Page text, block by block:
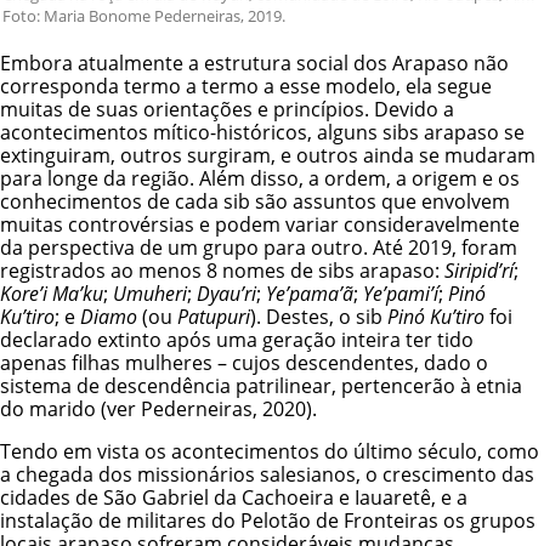
Foto: Maria Bonome Pederneiras, 2019.
Embora atualmente a estrutura social dos Arapaso não
corresponda termo a termo a esse modelo, ela segue
muitas de suas orientações e princípios. Devido a
acontecimentos mítico-históricos, alguns sibs arapaso se
extinguiram, outros surgiram, e outros ainda se mudaram
para longe da região. Além disso, a ordem, a origem e os
conhecimentos de cada sib são assuntos que envolvem
muitas controvérsias e podem variar consideravelmente
da perspectiva de um grupo para outro. Até 2019, foram
registrados ao menos 8 nomes de sibs arapaso: Siripid’rí;
Kore’i Ma’ku; Umuheri; Dyau’ri; Ye’pama’ã; Ye’pami’í; Pinó
Ku’tiro; eDiamo(ou Patupuri). Destes, o sib Pinó Ku’tirofoi
declarado extinto após uma geração inteira ter tido
apenas filhas mulheres – cujos descendentes, dado o
sistema de descendência patrilinear, pertencerão à etnia
do marido (ver Pederneiras, 2020).
Tendo em vista os acontecimentos do último século, como
a chegada dos missionários salesianos, o crescimento das
cidades de São Gabriel da Cachoeira e Iauaretê, e a
instalação de militares do Pelotão de Fronteiras os grupos